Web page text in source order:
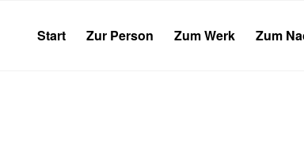
Start Zur Person Zum Werk Zum